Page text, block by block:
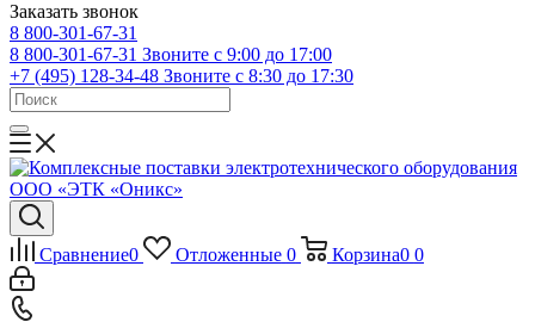
Заказать звонок
8 800-301-67-31
8 800-301-67-31 Звоните с 9:00 до 17:00
+7 (495) 128-34-48 Звоните с 8:30 до 17:30
Сравнение0 Отложенные 0 Корзина0 0